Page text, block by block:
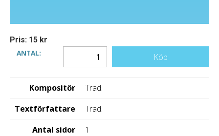
Pris: 15 kr
ANTAL:
Köp
Kompositör
Trad.
Textförfattare
Trad.
Antal sidor
1